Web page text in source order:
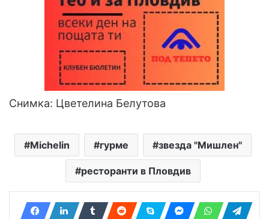
Снимка: Цветелина Белутова
Michelin гурме звезда "Мишлен"
ресторанти в Пловдив